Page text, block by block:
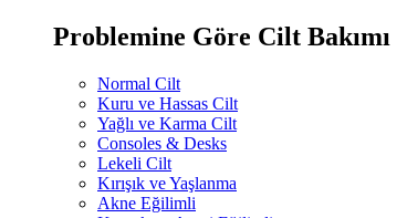
Problemine Göre Cilt Bakımı
Normal Cilt
Kuru ve Hassas Cilt
Yağlı ve Karma Cilt
Consoles & Desks
Lekeli Cilt
Kırışık ve Yaşlanma
Akne Eğilimli